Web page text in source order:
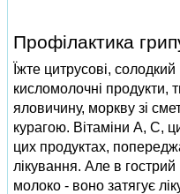
Профілактика
Їжте цитрусові,
кисломолочні продукти,
яловичину, моркву зі
курагою. Вітаміни А, С,
цих продуктах,
лікування. Але в
молоко - воно затягує